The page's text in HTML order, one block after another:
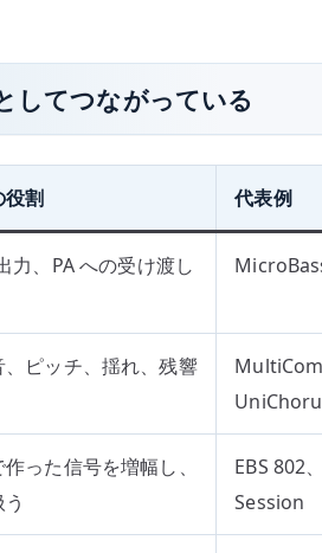
してつながっている
役割 代表例
力、PA への受け渡し
ピッチ、揺れ、残響
った信号を増幅し、
EBS 802
Session